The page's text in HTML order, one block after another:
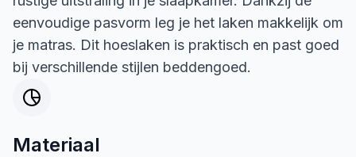
eenvoudige pasvorm leg je het laken makkelijk om
je matras. Dit hoeslaken is praktisch en past goed
bij verschillende stijlen beddengoed.
Materiaal